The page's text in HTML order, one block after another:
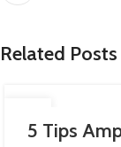
Related Posts
JAN
5 Tips